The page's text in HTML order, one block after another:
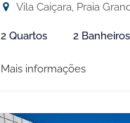
Vila Caiçara, Praia
2 Quartos 2 Banheiros
Mais informações